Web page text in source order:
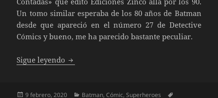
Un tomo similar esperaba de los 80 años de Batman
desde que apareció en el número 27 de Detective
Cómics y bueno, me ha parecido bastante peculiar.
Sigue leyendo Detective Comics. 80 años de Batman
Publicado
9 febrero, 2020 Categorías
Batman,Cómic,Superheroes